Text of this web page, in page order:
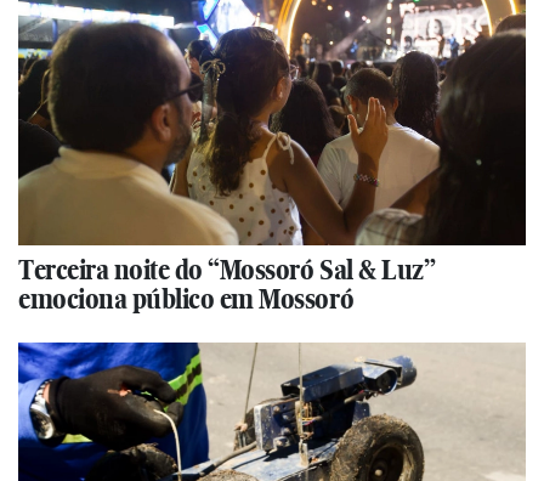
Terceira noite do “Mossoró Sal & Luz”
emociona público em Mossoró